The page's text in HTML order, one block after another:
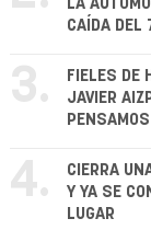
LA
CAÍDA
3.
FIELES DE
JAVIER
4.
CIERRA
Y YA SE
LUGAR